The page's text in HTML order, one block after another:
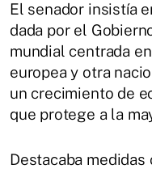
El senador insistía
dada por el
mundial centrada
europea y otra
un crecimiento de
que protege a la
Destacaba